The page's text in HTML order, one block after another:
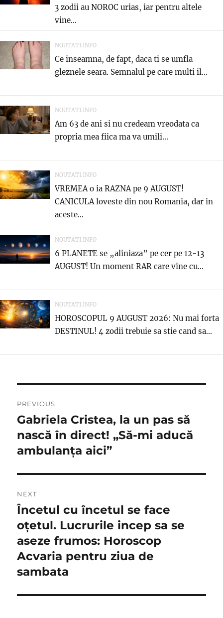
3 zodii au NOROC urias, iar pentru altele
vine...
NOUTATI.INFO
Ce inseamna, de fapt, daca ti se umfla
gleznele seara. Semnalul pe care multi il...
NOUTATI.INFO
Am 63 de ani si nu credeam vreodata ca
propria mea fiica ma va umili...
NOUTATI.INFO
VREMEA o ia RAZNA pe 9 AUGUST!
CANICULA loveste din nou Romania, dar in
aceste...
NOUTATI.INFO
6 PLANETE se „aliniaza” pe cer pe 12-13
AUGUST! Un moment RAR care vine cu...
NOUTATI.INFO
HOROSCOPUL 9 AUGUST 2026: Nu mai forta
DESTINUL! 4 zodii trebuie sa stie cand sa...
în
articole
PREVIOUS
Previous
post:
Gabriela Cristea, la un pas să
nască în direct! „Să-mi aducă
ambulanța aici”
NEXT
Next
post:
Încetul cu încetul se face
oţetul. Lucrurile incep sa se
aseze frumos: Horoscop
Acvaria pentru ziua de
sambata